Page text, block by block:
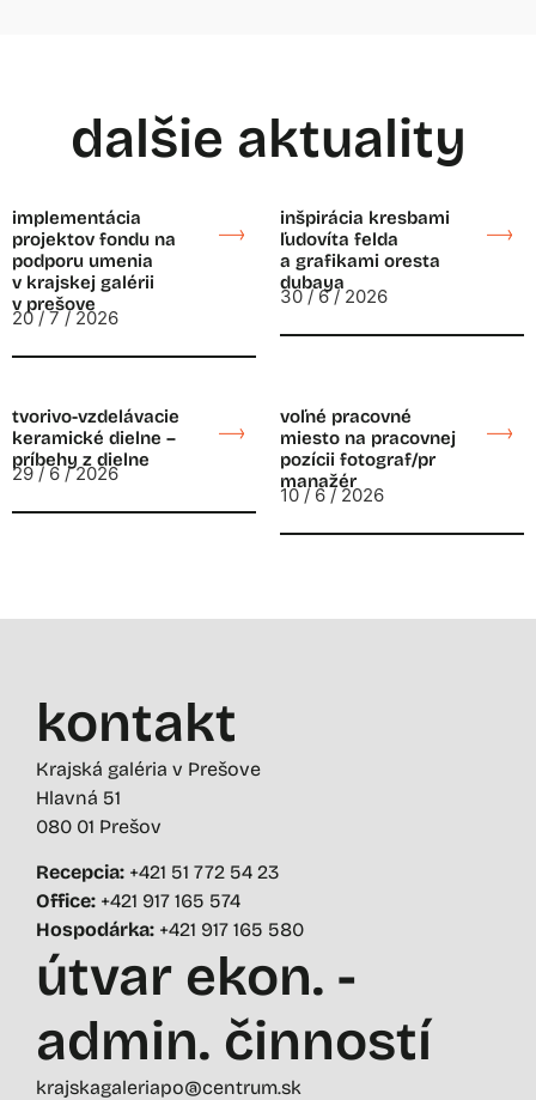
dalšie aktuality
implementácia
projektov fondu na
podporu umenia
v krajskej galérii
v prešove
20 / 7 / 2026
inšpirácia kresbami
ľudovíta felda
a grafikami oresta
dubaya
30 / 6 / 2026
tvorivo-vzdelávacie
keramické dielne –
príbehy z dielne
29 / 6 / 2026
voľné pracovné
miesto na pracovnej
pozícii fotograf/pr
manažér
10 / 6 / 2026
kontakt
Krajská galéria v Prešove
Hlavná 51
080 01 Prešov
Recepcia: +421 51 772 54 23
Office: +421 917 165 574
Hospodárka: +421 917 165 580
útvar ekon. -
admin. činností
krajskagaleriapo@centrum.sk